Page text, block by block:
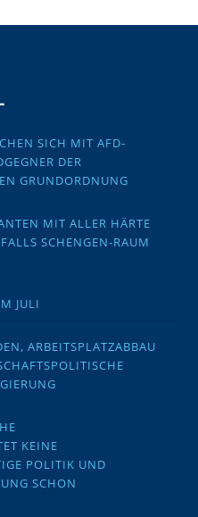
SICH MIT AFD-
DER
GRUNDORDNUNG
MIT ALLER HÄRTE
SCHENGEN-RAUM
JULI
ARBEITSPLATZABBAU
KEINE
POLITIK UND
SCHON